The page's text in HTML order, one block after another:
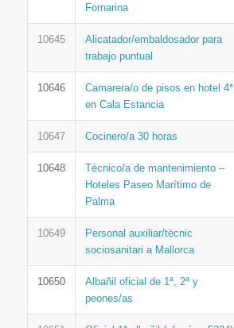
Fornarina
10645
Alicatador/embaldosador para
trabajo puntual
10646
Camarera/o de pisos en hotel 4*
en Cala Estancia
10647 Cocinero/a 30 horas
10648
Técnico/a de mantenimiento –
Hoteles Paseo Marítimo de
Palma
10649
Personal auxiliar/tècnic
sociosanitari a Mallorca
10650
Albañil oficial de 1ª, 2ª y
peones/as